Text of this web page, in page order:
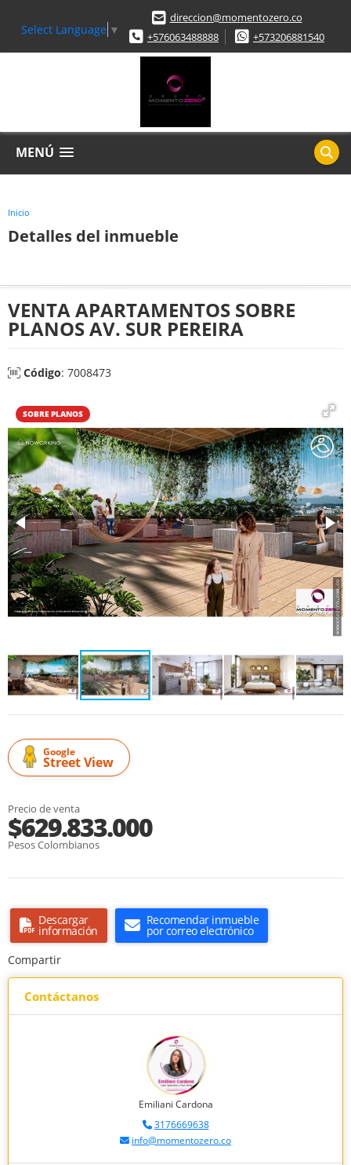
Select Language ▼
direccion@momentozero.co
+576063488888
+573206881540
MENÚ
Inicio
Detalles del inmueble
VENTA APARTAMENTOS SOBRE
PLANOS AV. SUR PEREIRA
Código: 7008473
SOBRE PLANOS
Google
Street View
Precio de venta
$629.833.000
Pesos Colombianos
Descargar
información
Recomendar inmueble
por correo electrónico
Compartir
Contáctanos
Emiliani Cardona
3176669638
info@momentozero.co